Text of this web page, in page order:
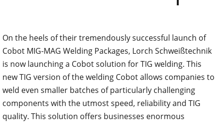
On the heels of their tremendously successful launch of
Cobot MIG-MAG Welding Packages, Lorch Schweißtechnik
is now launching a Cobot solution for TIG welding. This
new TIG version of the welding Cobot allows companies to
weld even smaller batches of particularly challenging
components with the utmost speed, reliability and TIG
quality. This solution offers businesses enormous